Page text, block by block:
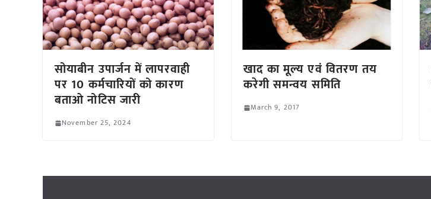
सोयाबीन उपार्जन में लापरवाही
पर 10 कर्मचारियों को कारण
बताओ नोटिस जारी
November 25, 2024
खाद का मूल्य एवं वितरण तय
करेगी समन्वय समिति
March 9, 2017